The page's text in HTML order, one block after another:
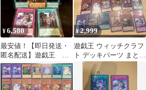
¥6,580
最安値！【即日発送・
匿名配送】遊戯王 ウ
ィッチクラフト 高レ
アパーツ
¥2,999
遊戯王 ウィッチクラフ
ト デッキパーツ まとめ
売り